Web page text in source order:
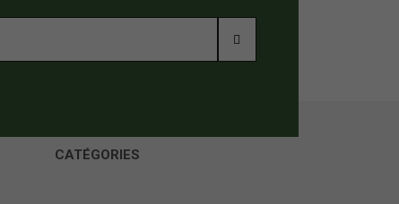
CATÉGORIES